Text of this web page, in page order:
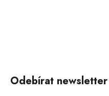
Odebírat newsletter